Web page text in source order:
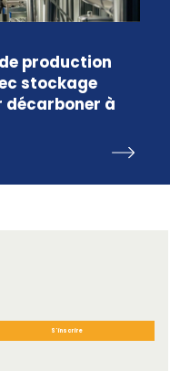
production
stockage
décarboner à
S'inscrire